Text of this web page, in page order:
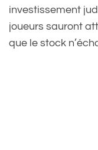
investissement
joueurs sauront
que le stock